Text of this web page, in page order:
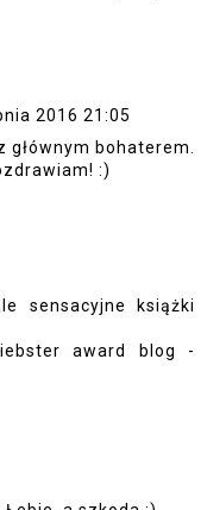
2016 21:05
głównym bohaterem.
:)
sensacyjne książki
award blog -